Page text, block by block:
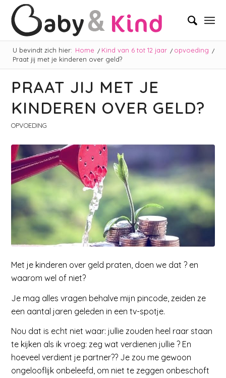
U bevindt zich hier: Home / Kind van 6 tot 12 jaar / opvoeding /
Praat jij met je kinderen over geld?
PRAAT JIJ MET JE
KINDEREN OVER GELD?
OPVOEDING
Met je kinderen over geld praten, doen we dat ? en
waarom wel of niet?
Je mag alles vragen behalve mijn pincode, zeiden ze
een aantal jaren geleden in een tv-spotje.
Nou dat is echt niet waar: jullie zouden heel raar staan
te kijken als ik vroeg: zeg wat verdienen jullie ? En
hoeveel verdient je partner?? Je zou me gewoon
ongelooflijk onbeleefd, om niet te zeggen onbeschoft